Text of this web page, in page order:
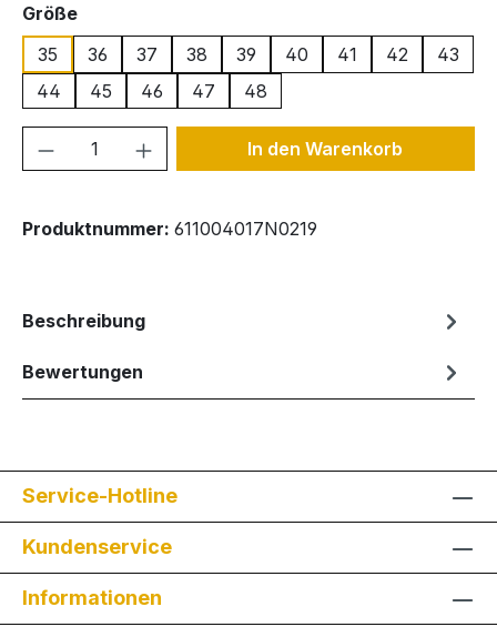
Größeauswählen
35
36 37 38 39 40 41 42
43
44
45 46 47 48
Produkt Anzahl: Gib denIn den Warenkorb
Produktnummer: 611004017N0219
Beschreibung
Bewertungen
Service-Hotline
Kundenservice
Informationen